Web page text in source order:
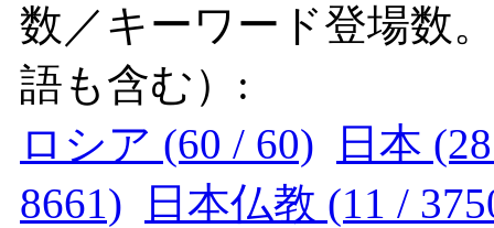
数／キーワード登場数
語も含む）:
ロシア (60 / 60)
日本
8661)
日本仏教 (11 /